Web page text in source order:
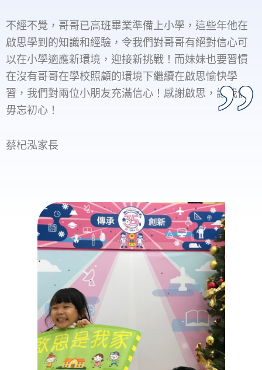
不經不覺，哥哥已高班畢業準備上小學，這些年他在
啟思學到的知識和經驗，令我們對哥哥有絕對信心可
以在小學適應新環境，迎接新挑戰！而妹妹也要習慣
在沒有哥哥在學校照顧的環境下繼續在啟思愉快學
習，我們對兩位小朋友充滿信心！感謝啟思，讓我們
毋忘初心！
蔡杞泓家長